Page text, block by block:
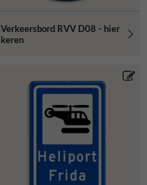
Verkeersbord RVV D08 - hier
keren